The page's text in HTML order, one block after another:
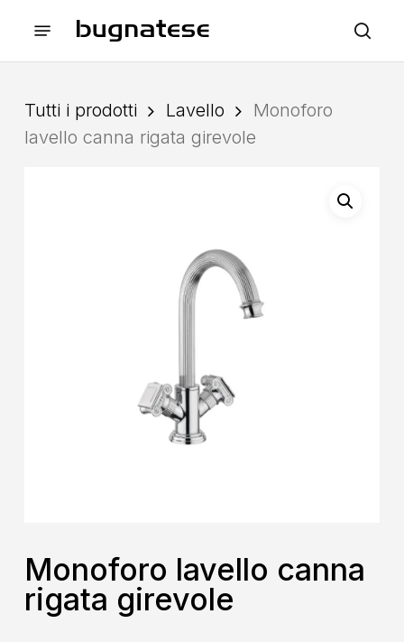
Menu
Tutti i prodotti Lavello
Monoforo
lavello canna rigata girevole
Monoforo lavello canna
rigata girevole